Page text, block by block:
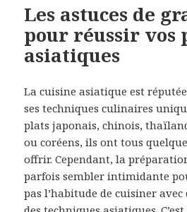
Les astuces de
pour réussir vos
asiatiques
La cuisine asiatique est
ses techniques culinaires
plats japonais, chinois,
ou coréens, ils ont tous
offrir. Cependant, la
parfois sembler intimidante
pas l’habitude de cuisiner